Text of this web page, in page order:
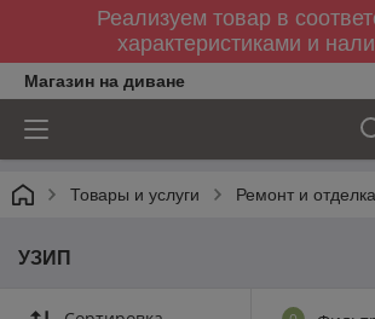
Реализуем товар в
характеристиками и
Магазин на диване
Товары и услуги Ремонт и отделка
УЗИП